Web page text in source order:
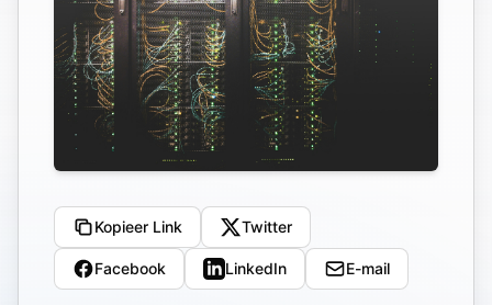
Kopieer Link Twitter
Facebook LinkedIn E-mail